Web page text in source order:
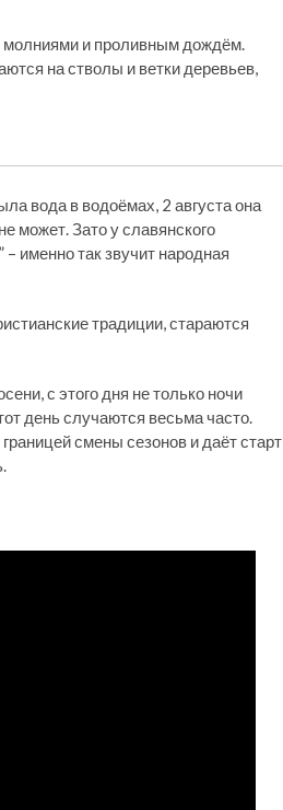
молниями и проливным дождём.
на стволы и ветки деревьев,
вода в водоёмах, 2 августа она
может. Зато у славянского
именно так звучит народная
традиции, стараются
с этого дня не только ночи
день случаются весьма часто.
смены сезонов и даёт старт